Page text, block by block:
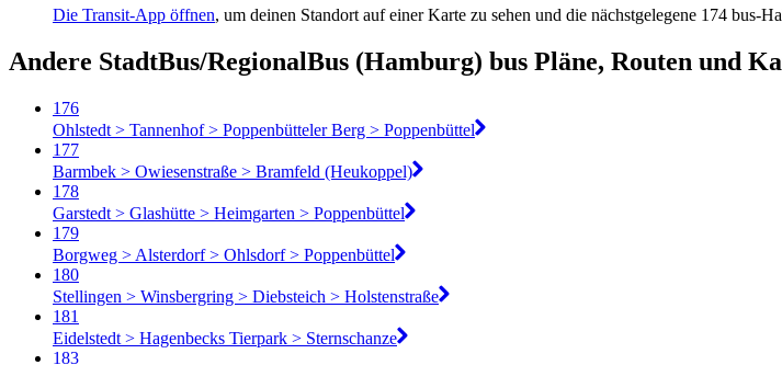
Die Transit-App öffnen, um deinen Standort auf einer Karte zu sehen und die nächstgelegene 174 bus-
Andere StadtBus/RegionalBus (Hamburg) bus Pläne, Routen und
176
Ohlstedt > Tannenhof > Poppenbütteler Berg > Poppenbüttel
177
Barmbek > Owiesenstraße > Bramfeld (Heukoppel)
178
Garstedt > Glashütte > Heimgarten > Poppenbüttel
179
Borgweg > Alsterdorf > Ohlsdorf > Poppenbüttel
180
Stellingen > Winsbergring > Diebsteich > Holstenstraße
181
Eidelstedt > Hagenbecks Tierpark > Sternschanze
183